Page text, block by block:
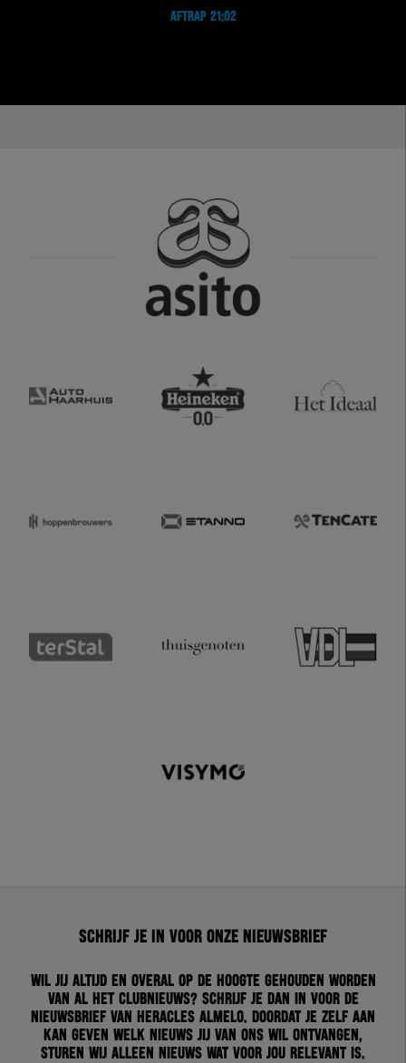
AFTRAP 21:02
Schrijf je in voor onze nieuwsbrief
Wil jij altijd en overal op de hoogte gehouden worden
van al het clubnieuws? Schrijf je dan in voor de
nieuwsbrief van Heracles Almelo. Doordat je zelf aan
kan geven welk nieuws jij van ons wil ontvangen,
sturen wij alleen nieuws wat voor jou relevant is.